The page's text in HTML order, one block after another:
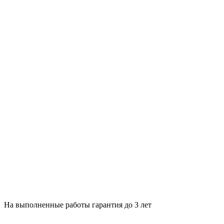
На выполненные работы гарантия до 3 лет